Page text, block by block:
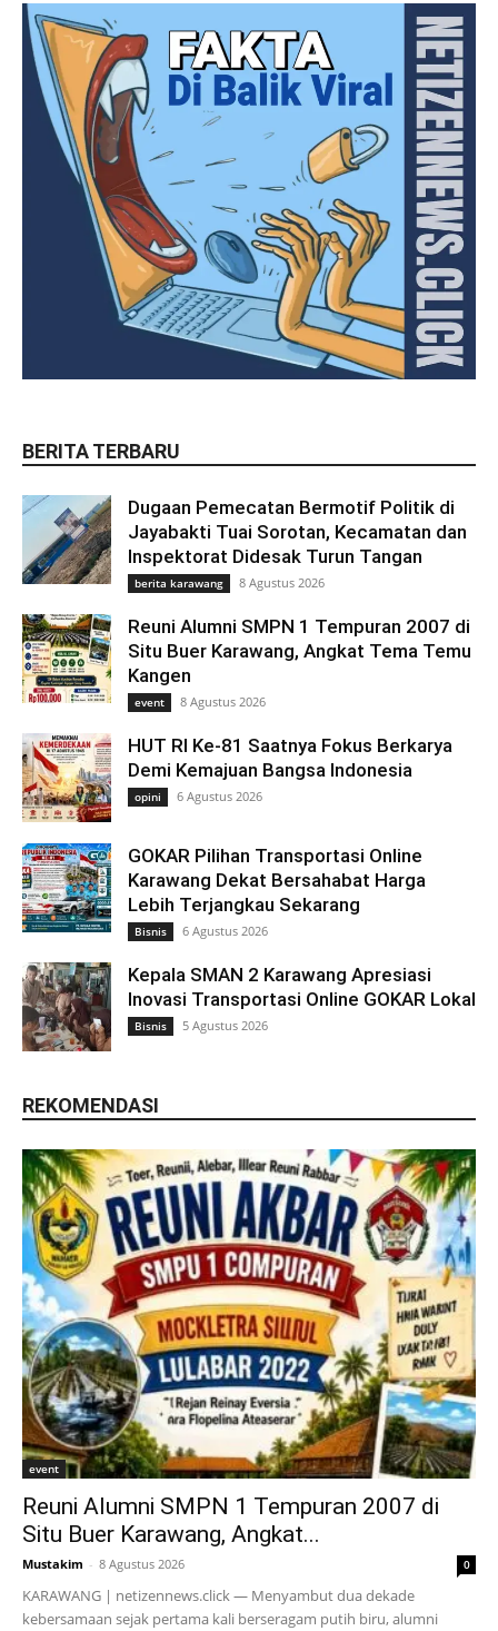
BERITA TERBARU
Dugaan Pemecatan Bermotif Politik di
Jayabakti Tuai Sorotan, Kecamatan dan
Inspektorat Didesak Turun Tangan
berita karawang 8 Agustus 2026
Reuni Alumni SMPN 1 Tempuran 2007 di
Situ Buer Karawang, Angkat Tema Temu
Kangen
event 8 Agustus 2026
HUT RI Ke-81 Saatnya Fokus Berkarya
Demi Kemajuan Bangsa Indonesia
opini 6 Agustus 2026
GOKAR Pilihan Transportasi Online
Karawang Dekat Bersahabat Harga
Lebih Terjangkau Sekarang
Bisnis 6 Agustus 2026
Kepala SMAN 2 Karawang Apresiasi
Inovasi Transportasi Online GOKAR Lokal
Bisnis 5 Agustus 2026
REKOMENDASI
event
Reuni Alumni SMPN 1 Tempuran 2007 di
Situ Buer Karawang, Angkat...
Mustakim - 8 Agustus 2026 0
KARAWANG | netizennews.click — Menyambut dua dekade
kebersamaan sejak pertama kali berseragam putih biru, alumni